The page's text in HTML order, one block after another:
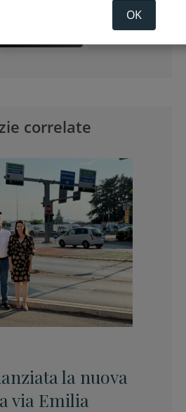
correlate
la nuova
via Emilia
OK